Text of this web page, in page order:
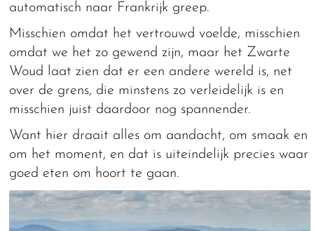
automatisch naar Frankrijk greep.
Misschien omdat het vertrouwd voelde, misschien
omdat we het zo gewend zijn, maar het Zwarte
Woud laat zien dat er een andere wereld is, net
over de grens, die minstens zo verleidelijk is en
misschien juist daardoor nog spannender.
Want hier draait alles om aandacht, om smaak en
om het moment, en dat is uiteindelijk precies waar
goed eten om hoort te gaan.